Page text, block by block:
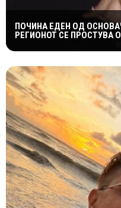
ПОЧИНА ЕДЕН ОД
РЕГИОНОТ СЕ ПРОСТУВА